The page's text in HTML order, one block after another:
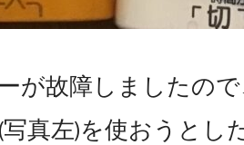
が故障しましたの
真左)を使おうとし